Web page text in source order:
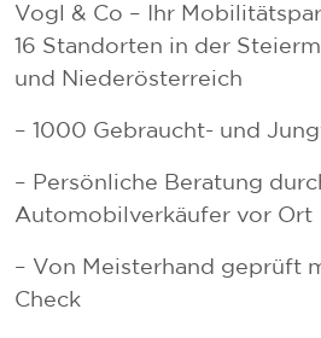
Vogl & Co – Ihr
16 Standorten in der
und Niederösterreich
– 1000 Gebraucht- und
– Persönliche Beratung
Automobilverkäufer vor Ort
– Von Meisterhand geprüft
Check